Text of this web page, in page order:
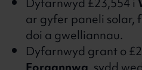
ar gyfer paneli solar,
doi a gwelliannau.
Dyfarnwyd grant o